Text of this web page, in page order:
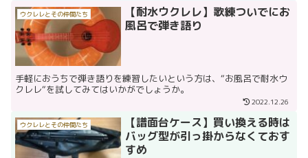
ウクレレとその仲間たち
【耐水ウクレレ】歌練ついでにお
風呂で弾き語り
手軽におうちで弾き語りを練習したいという方は、“お風呂で耐水ウ
クレレ“を試してみてはいかがでしょうか。
2022.12.26
ウクレレとその仲間たち
【譜面台ケース】買い換える時は
バッグ型が引っ掛からなくておす
すめ